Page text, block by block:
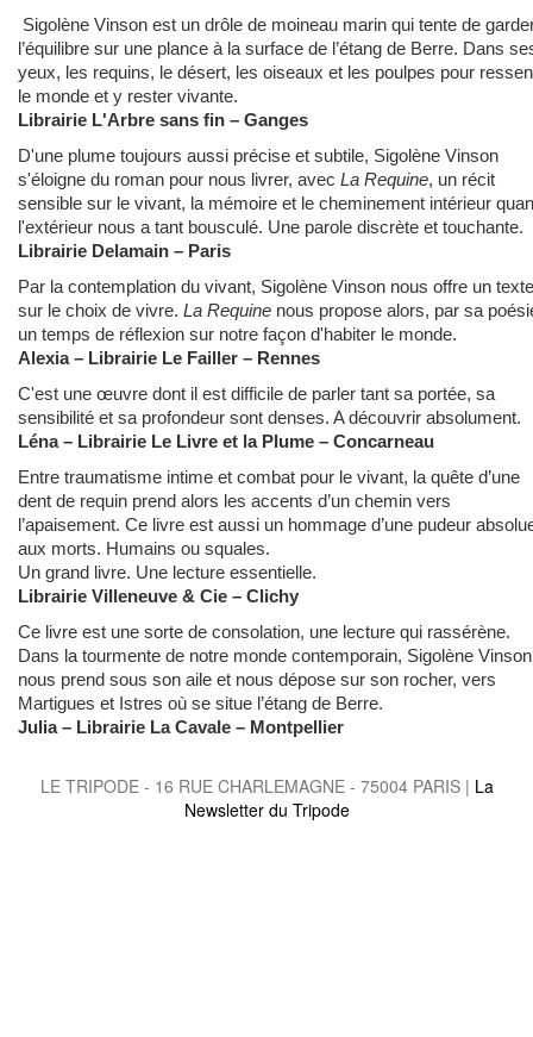
Sigolène Vinson est un drôle de moineau marin qui tente de
l’équilibre sur une plance à la surface de l’étang de Berre. Dans
yeux, les requins, le désert, les oiseaux et les poulpes pour
le monde et y rester vivante.
Librairie L'Arbre sans fin – Ganges
D'une plume toujours aussi précise et subtile, Sigolène Vinson
s'éloigne du roman pour nous livrer, avec La Requine, un récit
sensible sur le vivant, la mémoire et le cheminement intérieur
l'extérieur nous a tant bousculé. Une parole discrète et touchante.
Librairie Delamain – Paris
Par la contemplation du vivant, Sigolène Vinson nous offre un texte
sur le choix de vivre. La Requine nous propose alors, par sa
un temps de réflexion sur notre façon d'habiter le monde.
Alexia – Librairie Le Failler – Rennes
C'est une œuvre dont il est difficile de parler tant sa portée, sa
sensibilité et sa profondeur sont denses. A découvrir absolument.
Léna– Librairie Le Livre et la Plume – Concarneau
Entre traumatisme intime et combat pour le vivant, la quête d’une
dent de requin prend alors les accents d’un chemin vers
l’apaisement. Ce livre est aussi un hommage d’une pudeur
aux morts. Humains ou squales.
Un grand livre. Une lecture essentielle.
Librairie Villeneuve & Cie – Clichy
Ce livre est une sorte de consolation, une lecture qui rassérène.
Dans la tourmente de notre monde contemporain, Sigolène Vinson
nous prend sous son aile et nous dépose sur son rocher, vers
Martigues et Istres où se situe l’étang de Berre.
Julia – Librairie La Cavale – Montpellier
LE TRIPODE - 16 RUE CHARLEMAGNE - 75004 PARIS | La
Newsletter du Tripode